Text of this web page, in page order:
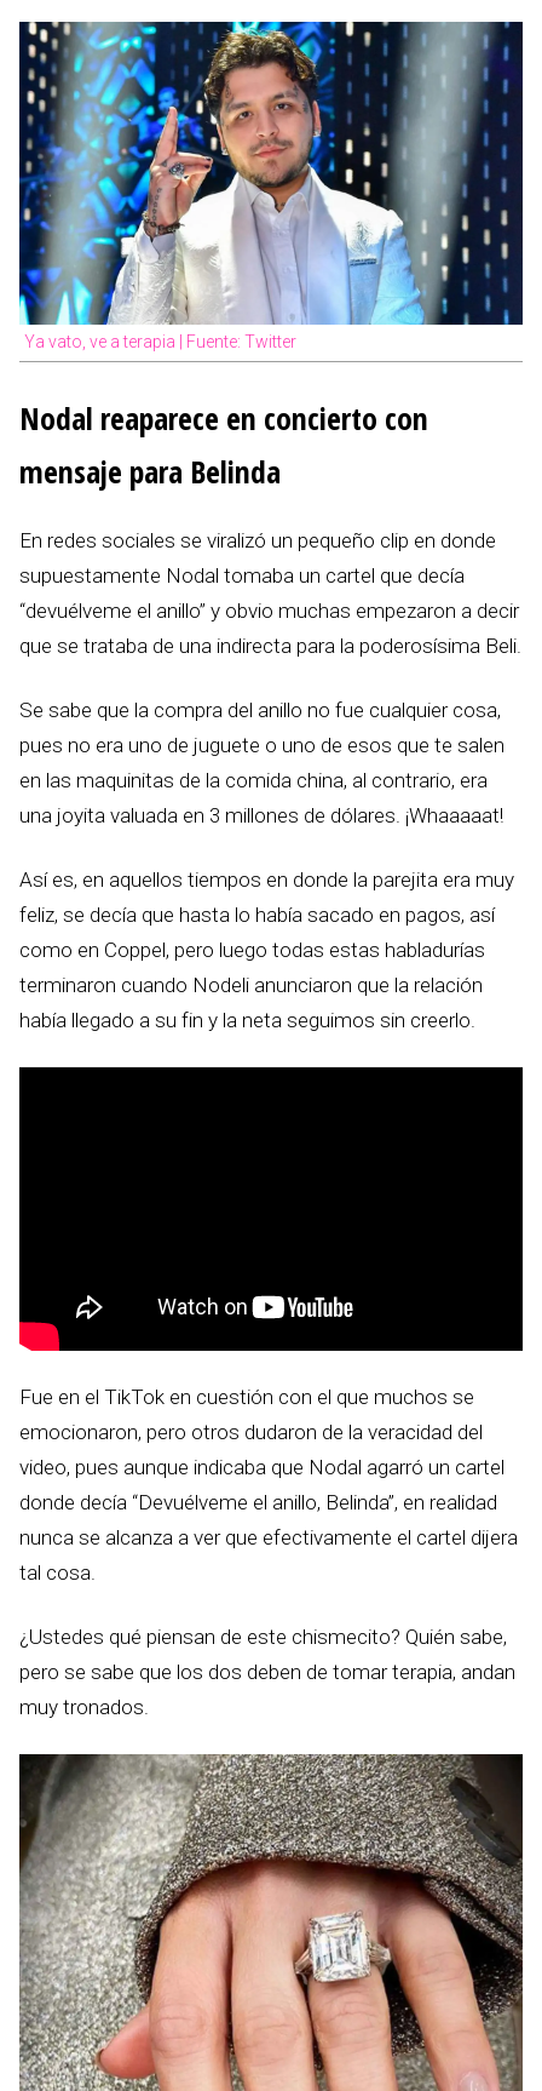
Ya vato, ve a terapia | Fuente: Twitter
Nodal reaparece en concierto con
mensaje para Belinda
En redes sociales se viralizó un pequeño clip en donde
supuestamente Nodal tomaba un cartel que decía
“devuélveme el anillo” y obvio muchas empezaron a decir
que se trataba de una indirecta para la poderosísima Beli.
Se sabe que la compra del anillo no fue cualquier cosa,
pues no era uno de juguete o uno de esos que te salen
en las maquinitas de la comida china, al contrario, era
una joyita valuada en 3 millones de dólares. ¡Whaaaaat!
Así es, en aquellos tiempos en donde la parejita era muy
feliz, se decía que hasta lo había sacado en pagos, así
como en Coppel, pero luego todas estas habladurías
terminaron cuando Nodeli anunciaron que la relación
había llegado a su fin y la neta seguimos sin creerlo.
Fue en el TikTok en cuestión con el que muchos se
emocionaron, pero otros dudaron de la veracidad del
video, pues aunque indicaba que Nodal agarró un cartel
donde decía “Devuélveme el anillo, Belinda”, en realidad
nunca se alcanza a ver que efectivamente el cartel dijera
tal cosa.
¿Ustedes qué piensan de este chismecito? Quién sabe,
pero se sabe que los dos deben de tomar terapia, andan
muy tronados.